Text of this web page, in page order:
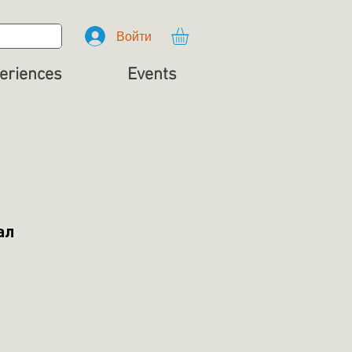
Войти
Events